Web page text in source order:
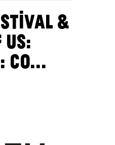
&
US:
CO...